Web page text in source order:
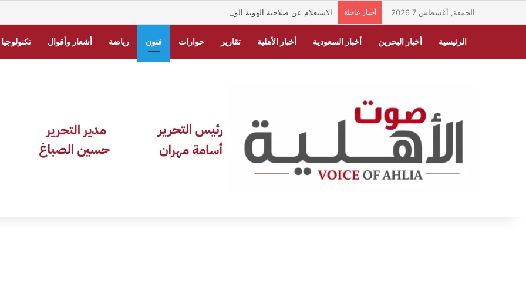
الجمعة, أغسطس 7 2026 أخبار عاجلة الاستعلام عن صلاحية الهوية الوطنية في السعودية 2026 برقم الهوية.. الخطوات عبر أبشر
الرئيسية أخبار البحرين أخبار السعودية أخبار الأهلية تقارير حوارات فنون رياضة أشعار وأقوال